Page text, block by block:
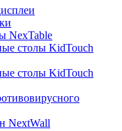
NexTable
столы KidTouch
столы KidTouch
NextWall